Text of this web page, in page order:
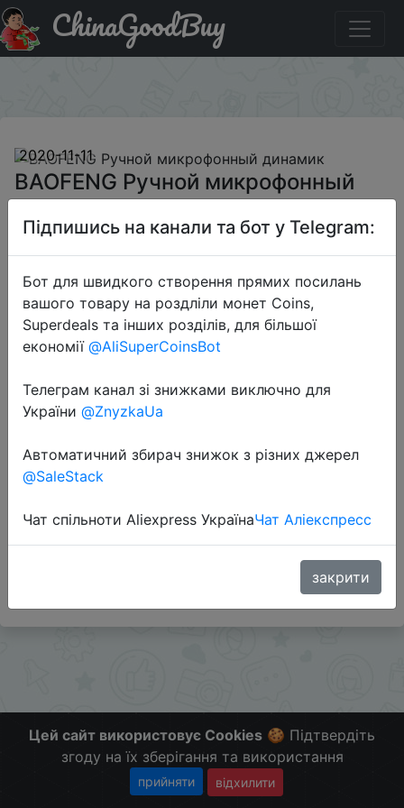
Промокод на знижку BG1111DS17 BAOFENG Ручной
микрофонный динамик
ChinaGoodBuy
2020-11-11
BAOFENG Ручной микрофонный
динамик
$3.99
Промокод:"BG1111DS17"
Слідкуйте за знижками на мобільному, в телеграм
Цей сайт використовує Cookies 🍪 Підтвердіть
згоду на їх зберігання та використання
прийняти відхилити
Підпишись на канали та бот у Telegram:
Бот для швидкого створення прямих посилань
вашого товару на роздліли монет Coins,
Superdeals та інших розділів, для більшої
економії @AliSuperCoinsBot
Телеграм канал зі знижками виключно для
України @ZnyzkaUa
Автоматичний збирач знижок з різних джерел
@SaleStack
Чат спільноти Aliexpress УкраїнаЧат Аліекспресс
закрити